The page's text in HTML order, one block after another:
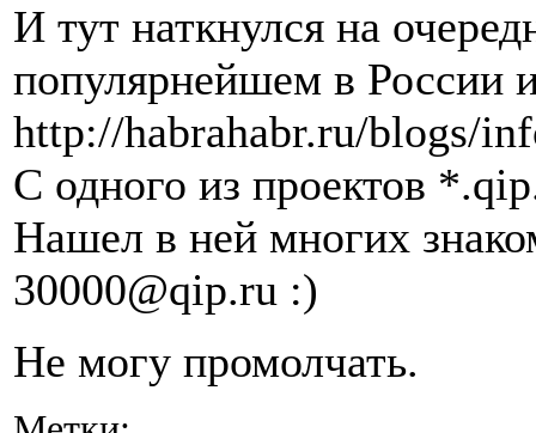
И тут наткнулся на
популярнейшем в России
http://habrahabr.ru/blogs/
С одного из проектов
Нашел в ней многих
30000@qip.ru :)
Не могу промолчать.